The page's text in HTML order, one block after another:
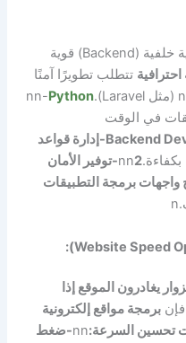
لا يكتمل أي موقع إلكتروني دون بنية خلفية (Backend) قوية
تتطلب تطويرًا آمنًا
(مثل Laravel). nn-Python
في الوقت
1-إدارة قواعد
nn2-توفير الأمان
n
يغادرون الموقع إذا
فإنبرمجة مواقع إلكترونية
تحسين السرعة:nn-ضغط